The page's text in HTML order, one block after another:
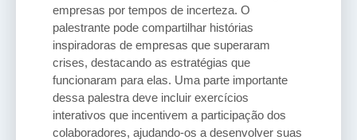
empresas por tempos de incerteza. O
palestrante pode compartilhar histórias
inspiradoras de empresas que superaram
crises, destacando as estratégias que
funcionaram para elas. Uma parte importante
dessa palestra deve incluir exercícios
interativos que incentivem a participação dos
colaboradores, ajudando-os a desenvolver suas